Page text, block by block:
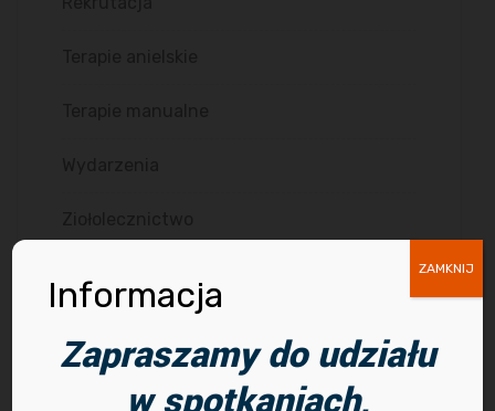
Archiwum
Informacja
Zapraszamy do udziału
ZAMKNIJ